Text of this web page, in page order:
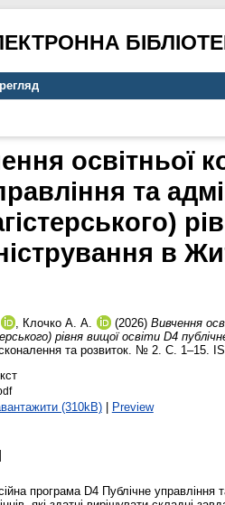
освітньої
та
в
, Клочко А. А. (2026) Вивчення
рівня вищої освіти D4
та розвиток. № 2. С. 1–15.
(310kB)| Preview
програма D4 Публічне управління